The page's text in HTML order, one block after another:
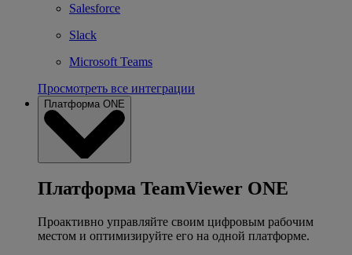
Salesforce
Slack
Microsoft Teams
Просмотреть все интеграции
Платформа ONE
Платформа TeamViewer ONE
Проактивно управляйте своим цифровым рабочим
местом и оптимизируйте его на одной платформе.